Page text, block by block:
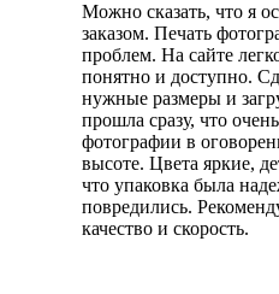
Можно сказать, что я
заказом. Печать
проблем. На сайте
понятно и доступно.
нужные размеры и
прошла сразу, что
фотографии в
высоте. Цвета яркие,
что упаковка была
повредились.
качество и скорость.